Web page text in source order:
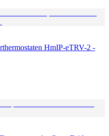
HmIP-eTRV-2 -